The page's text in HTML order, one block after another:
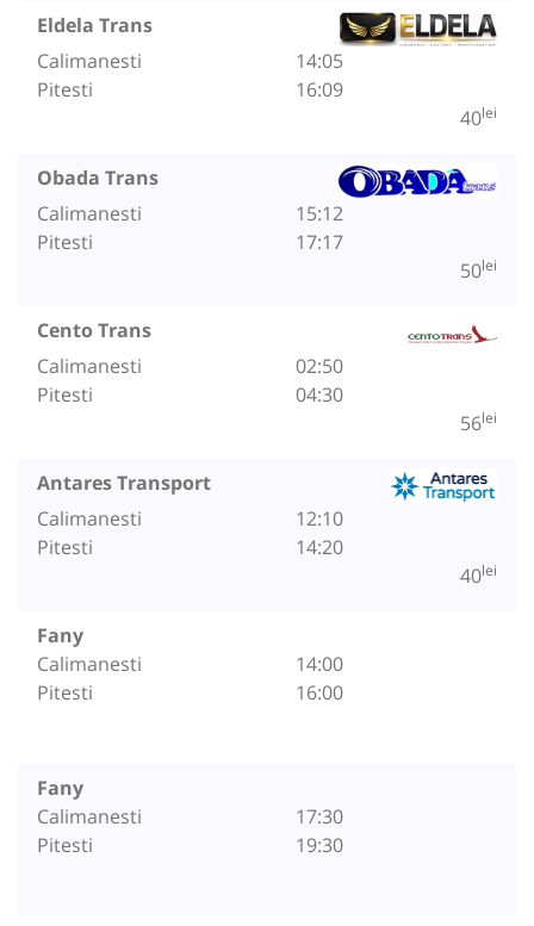
Eldela Trans
Calimanesti
Pitesti
14:05
16:09
40lei
Obada Trans
Calimanesti
Pitesti
15:12
17:17
50lei
Cento Trans
Calimanesti
Pitesti
02:50
04:30
56lei
Antares Transport
Calimanesti
Pitesti
12:10
14:20
40lei
Fany
Calimanesti
Pitesti
14:00
16:00
Fany
Calimanesti
Pitesti
17:30
19:30